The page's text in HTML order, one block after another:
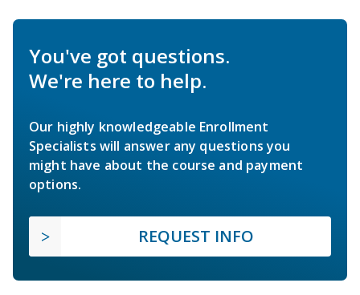
You've got questions.
We're here to help.
Our highly knowledgeable Enrollment
Specialists will answer any questions you
might have about the course and payment
options.
REQUEST INFO